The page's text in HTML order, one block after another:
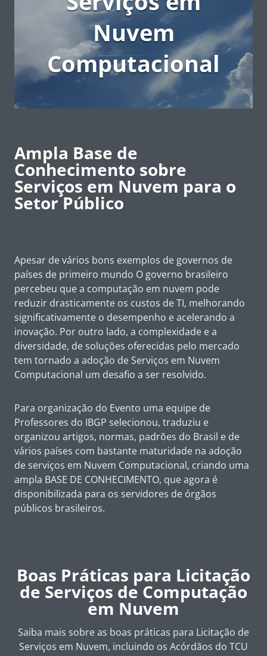
Nuvem
Computacional
Ampla Base de
Conhecimento sobre
Serviços em Nuvem para o
Setor Público
Apesar de vários bons exemplos de governos de
países de primeiro mundo O governo brasileiro
percebeu que a computação em nuvem pode
reduzir drasticamente os custos de TI, melhorando
significativamente o desempenho e acelerando a
inovação. Por outro lado, a complexidade e a
diversidade, de soluções oferecidas pelo mercado
tem tornado a adoção de Serviços em Nuvem
Computacional um desafio a ser resolvido.
Para organização do Evento uma equipe de
Professores do IBGP selecionou, traduziu e
organizou artigos, normas, padrões do Brasil e de
vários países com bastante maturidade na adoção
de serviços em Nuvem Computacional, criando uma
ampla BASE DE CONHECIMENTO, que agora é
disponibilizada para os servidores de órgãos
públicos brasileiros.
Boas Práticas para Licitação
de Serviços de Computação
em Nuvem
Saiba mais sobre as boas práticas para Licitação de
Serviços em Nuvem, incluindo os Acórdãos do TCU